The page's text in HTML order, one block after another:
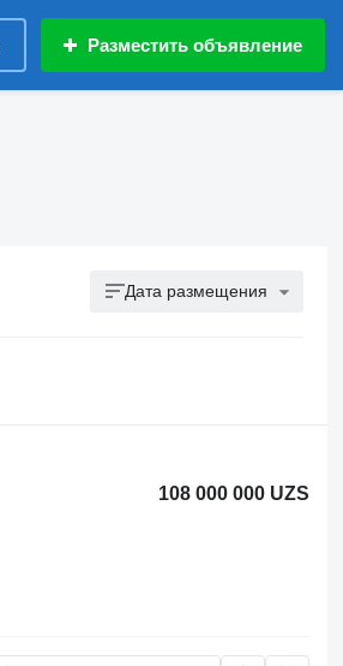
Разместить объявление
Дата размещения
108 000 000 UZS